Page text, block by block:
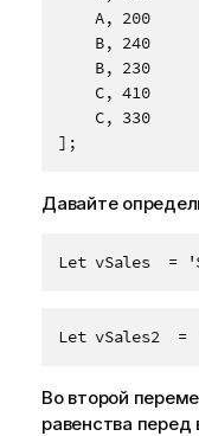
    A, 200
    B, 240
    B, 230
    C, 410
    C, 330
];
Давайте
Let vSales  =
Let vSales2  =
Во второй
равенства